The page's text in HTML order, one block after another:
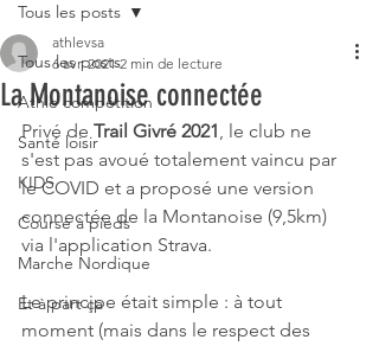
Tous les posts
Athle compétition
Santé loisir
KIDS
Course à pieds
Marche Nordique
Et à part ça
Tous les posts
La Montanoise connectée
athlevsa
6 avr. 2021 2 min de lecture
Privé de Trail Givré 2021, le club ne
s'est pas avoué totalement vaincu par
le COVID et a proposé une version
connectée de la Montanoise (9,5km)
via l'application Strava.
Le principe était simple : à tout
moment (mais dans le respect des